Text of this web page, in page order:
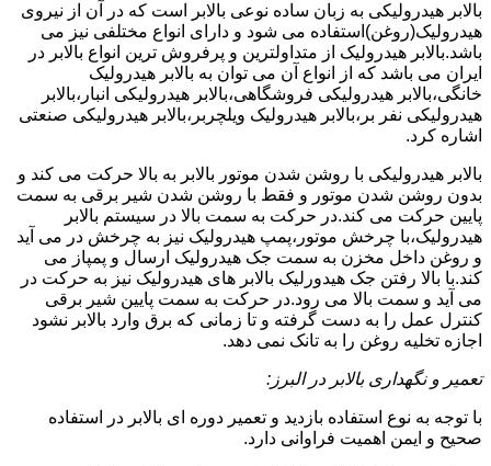
بالابر هیدرولیکی به زبان ساده نوعی بالابر است که در آن از نیروی
هیدرولیک(روغن)استفاده می شود و دارای انواع مختلفی نیز می
باشد.بالابر هیدرولیک از متداولترین و پرفروش ترین انواع بالابر در
ایران می باشد که از انواع آن می توان به بالابر هیدرولیک
خانگی،بالابر هیدرولیکی فروشگاهی،بالابر هیدرولیکی انبار،بالابر
هیدرولیکی نفر بر،بالابر هیدرولیک ویلچربر،بالابر هیدرولیکی صنعتی
اشاره کرد.
بالابر هیدرولیکی با روشن شدن موتور بالابر به بالا حرکت می کند و
بدون روشن شدن موتور و فقط با روشن شدن شیر برقی به سمت
پایین حرکت می کند.در حرکت به سمت بالا در سیستم بالابر
هیدرولیک،با چرخش موتور،پمپ هیدرولیک نیز به چرخش در می آید
و روغن داخل مخزن به سمت جک هیدرولیک ارسال و پمپاز می
کند.با بالا رفتن جک هیدورلیک بالابر های هیدرولیک نیز به حرکت در
می آید و سمت بالا می رود.در حرکت به سمت پایین شیر برقی
کنترل عمل را به دست گرفته و تا زمانی که برق وارد بالابر نشود
اجازه تخلیه روغن را به تانک نمی دهد.
تعمیر و نگهداری بالابر در البرز:
با توجه به نوع استفاده بازدید و تعمیر دوره ای بالابر در استفاده
صحیح و ایمن اهمیت فراوانی دارد.